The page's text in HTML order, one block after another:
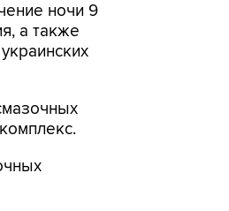
ночи 9
а также